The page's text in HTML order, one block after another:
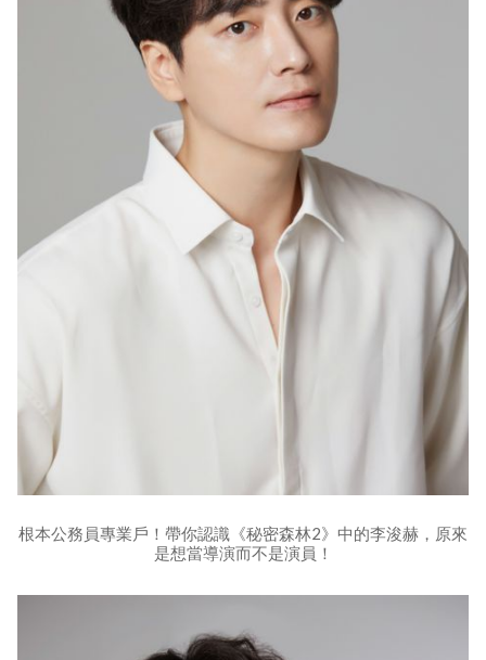
根本公務員專業戶！帶你認識《秘密森林2》中的李浚赫，原來
是想當導演而不是演員！